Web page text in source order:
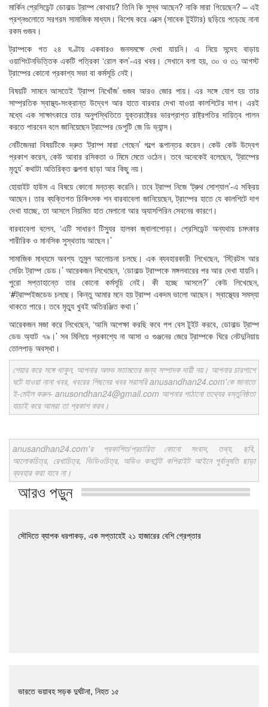
মার্কিন প্রেসিডেন্ট ডোনাল্ড ট্রাম্প কোথায়? তিনি কি সুস্থ আছেন? নাকি মারা গিয়েছেন? – এই
প্রশ্নগুলোতে সরগরম সামাজিক মাধ্যম। বিশেষ করে এক্সে (সাবেক টুইটার) ছড়িয়ে পড়েছে নানা
রকম গুজব।
ট্রাম্পকে গত ২৪ ঘণ্টায় একবারও জনসমক্ষে দেখা যায়নি। এ নিয়ে সন্দেহ বাড়ায়
ওয়াশিংটনভিত্তিক একটি পত্রিকা ‘রোল কল’-এর খবর। সেখানে বলা হয়, ৩০ ও ৩১ আগস্ট
ট্রাম্পের কোনো প্রকাশ্য সভা বা কর্মসূচি নেই।
বিষয়টি সামনে আসতেই ‘ট্রাম্প নিখোঁজ’ গুজব আরও জোর পায়। এর সঙ্গে যোগ হয় তার
সাম্প্রতিক স্বাস্থ্য-সংক্রান্ত উদ্বেগ আর হাতে বারবার দেখা যাওয়া কালশিটের দাগ। এরই
মধ্যে এক সাক্ষাৎকারে তার অনুপস্থিতিতে যুক্তরাষ্ট্রের ভারপ্রাপ্ত রাষ্ট্রপতির দায়িত্ব পালন
করতে পারবেন বলে জানিয়েছেন ট্রাম্পের ডেপুটি জে ডি ভ্যান্স।
নেটিজেনরা বিষয়টিকে দ্রুত ‘ট্রাম্প মারা গেছেন’ গল্পে রূপান্তর করেন। কেউ কেউ উদ্বেগ
প্রকাশ করেন, কেউ আবার রসিকতা ও মিমে মেতে ওঠেন। তবে অনেকেই বলেছেন, ‘ট্রাম্পের
মৃত্যু’ কথাটা অতিরিক্ত কল্পনা ছাড়া আর কিছু নয়।
হোয়াইট হাউস এ বিষয়ে কোনো মন্তব্য করেনি। তবে ট্রাম্প নিজে ‘ট্রুথ সোশ্যাল’-এ সক্রিয়
আছেন। তার ব্যক্তিগত চিকিৎসক শন বারবাবেলা জানিয়েছেন, ট্রাম্পের হাতে যে কালশিটে দাগ
দেখা যাচ্ছে, তা আসলে নিয়মিত হাত মেলানো আর অ্যাসপিরিন সেবনের কারণে।
বারবাবেলা বলেন, ‘এটি সাধারণ টিস্যুর হালকা জ্বালাপোড়া। প্রেসিডেন্ট অন্যথায় চমৎকার
শারীরিক ও মানসিক সুস্থতায় আছেন।’
সামাজিক মাধ্যমে অবশ্য তুমুল আলোচনা চলছে। এক ব্যবহারকারী লিখেছেন, ‘স্ট্রিটস আর
সেয়িং ট্রাম্প ডেড।’ আরেকজন লিখেছেন, ‘ডোনাল্ড ট্রাম্পকে মঙ্গলবারের পর আর দেখা যায়নি।
পুরো সপ্তাহান্তে তার কোনো কর্মসূচি নেই। কী হচ্ছে আসলে?’ কেউ লিখেছেন,
‘#ট্রাম্পইজডেড চলছে। কিন্তু আমার মনে হয় ট্রাম্প একদম ভালো আছেন। স্বাস্থ্যের সমস্যা
থাকতে পারে। তবে মৃত্যু খুবই অতিরঞ্জিত কথা।’
আরেকজন মজা করে লিখেছেন, ‘আমি অপেক্ষা করছি কবে পপ বেস টুইট করবে, ডোনাল্ড ট্রাম্প
ডেড অ্যাট ৭৯।’ সব মিলিয়ে প্রকাশ্যে না আসা ও গুঞ্জনের জেরে ট্রাম্পকে ঘিরে নেটদুনিয়ায়
তোলপাড় অবস্থা।
শেয়ার করে সঙ্গে থাকুন, আপনার অশুভ মতামতের জন্য সম্পাদক দায়ী নয়। আপনার চারপাশে
ঘটে যাওয়া নানা খবর, খবরের পিছনের খবর সরাসরি anusandhan24.com'কে জানাতে
ই-মেইল করুন- anusondhan24@gmail.com আপনার পাঠানো তথ্যের বস্তুনিষ্ঠতা
যাচাই করে আমরা তা প্রকাশ করব।
anusandhan24.com'র প্রকাশিত/প্রচারিত কোনো সংবাদ, তথ্য, ছবি,
আলোকচিত্র, রেখাচিত্র, ভিডিওচিত্র, অডিও কনটেন্ট কপিরাইট আইনে পূর্বানুমতি ছাড়া
ব্যবহার করা যাবে না।
আরও পড়ুন
সৌদিতে ব্যাপক ধরপাকড়, এক সপ্তাহেই ২১ হাজারের বেশি গ্রেপ্তার
ভারতে ভয়াবহ সড়ক দুর্ঘটনা, নিহত ১৫